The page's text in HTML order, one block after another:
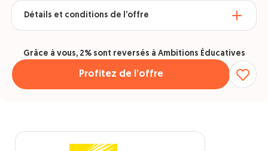
Détails et conditions de l’offre
Profitez de l’offre
Grâce à vous, 2% sont reversés à Ambitions Éducatives